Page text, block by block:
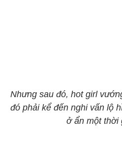
Nhưng sau đó, hot girl
đó phải kể đến nghi vấn lộ
ở ẩn một thời